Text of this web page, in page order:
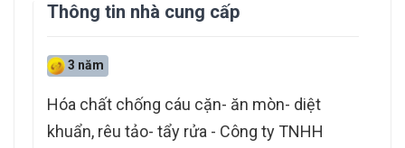
Thông tin nhà cung cấp
3 năm
Hóa chất chống cáu cặn- ăn mòn- diệt
khuẩn, rêu tảo- tẩy rửa - Công ty TNHH